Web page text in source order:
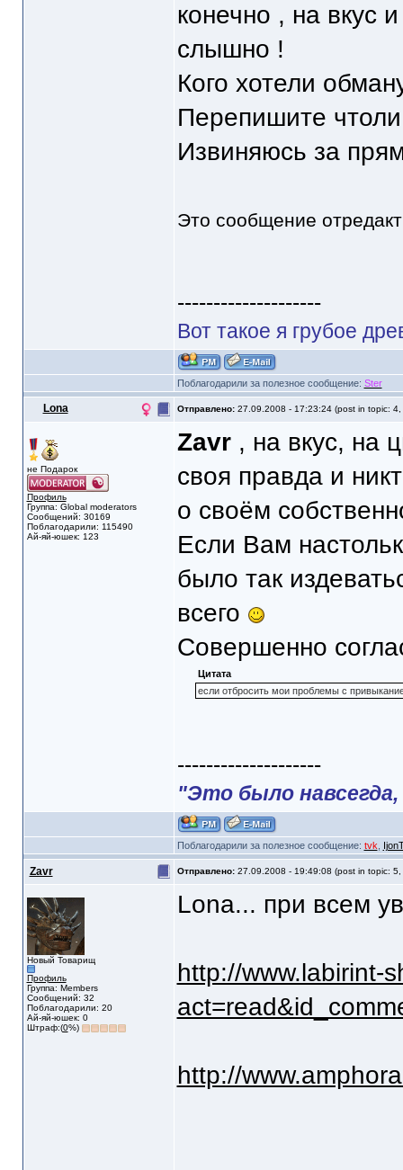
конечно , на вкус
слышно !
Кого хотели
Перепишите
Извиняюсь за
Это сообщение
--------------------
Вот такое я грубое
Поблагодарили за полезное сообщение: Ster
Lona Отправлено: 27.09.2008 - 17:23:24 (post in topic: 4,
не Подарок
Профиль
Группа: Global moderators
Сообщений: 30169
Поблагодарили: 115490
Ай-яй-юшек: 123
Zavr, на вкус, на
своя правда и
о своём
Если Вам
было так
всего
Совершенно
Цитата
если отбросить мои проблемы с
--------------------
"Это было навсегда,
Поблагодарили за полезное сообщение: tvk
Zavr Отправлено: 27.09.2008 - 19:49:08 (post in topic: 5,
Новый Товарищ
Профиль
Группа: Members
Сообщений: 32
Поблагодарили: 20
Ай-яй-юшек: 0
Штраф:(0%)
Lona... при всем
http://www.labirint-
http://